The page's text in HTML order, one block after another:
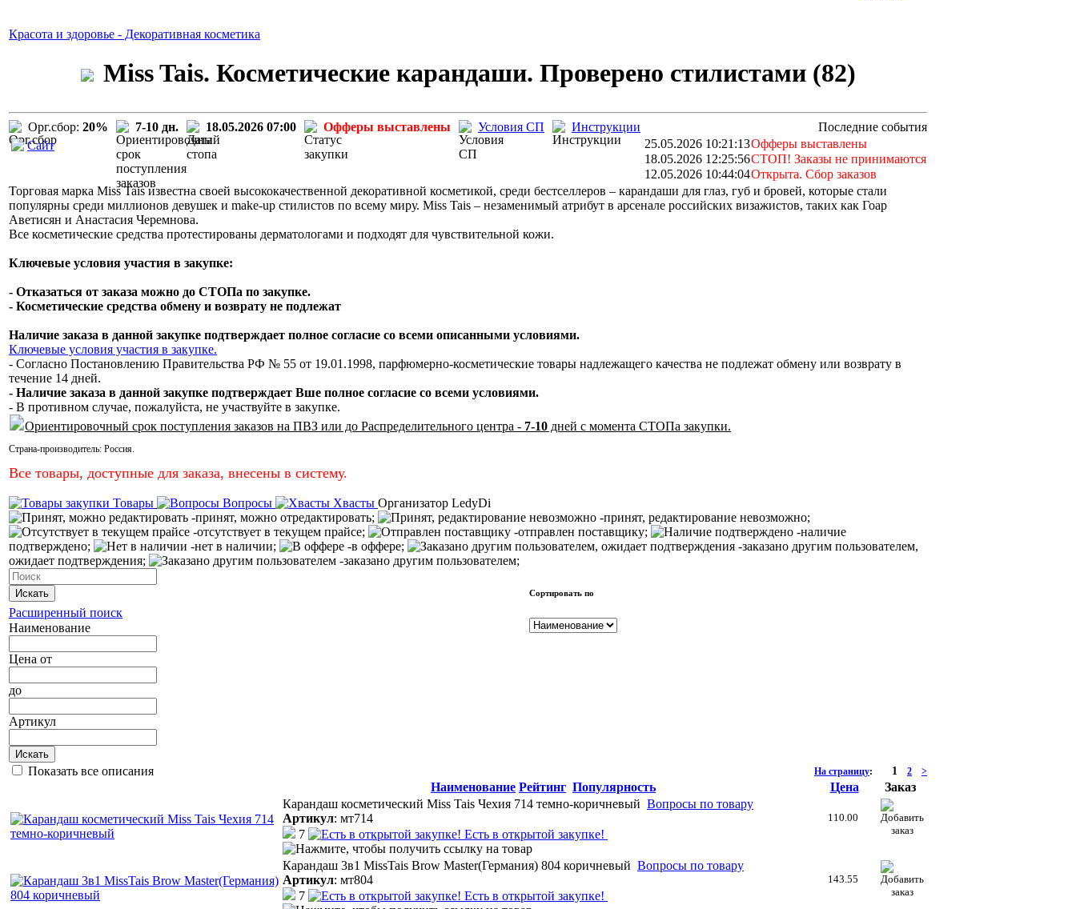
Красота и здоровье - Декоративная косметика
Miss Tais. Косметические карандаши. Проверено стилистами (82)
Орг.сбор: 20% 7-10 дн. 18.05.2026 07:00 Офферы выставлены Условия СП Инструкции
Последние события
25.05.2026 10:21:13Офферы выставлены
18.05.2026 12:25:56СТОП! Заказы не принимаются
12.05.2026 10:44:04Открыта. Сбор заказов
Сайт
Торговая марка Miss Tais известна своей высококачественной декоративной косметикой, среди бестселлеров – карандаши для глаз, губ и бровей, которые стали
популярны среди миллионов девушек и make-up стилистов по всему миру. Miss Tais – незаменимый атрибут в арсенале российских визажистов, таких как Гоар
Аветисян и Анастасия Черемнова.
Все косметические средства протестированы дерматологами и подходят для чувствительной кожи.
Ключевые условия участия в закупке:
- Отказаться от заказа можно до СТОПа по закупке.
- Косметические средства обмену и возврату не подлежат
Наличие заказа в данной закупке подтверждает полное согласие со всеми описанными условиями.
Ключевые условия участия в закупке.
- Согласно Постановлению Правительства РФ № 55 от 19.01.1998, парфюмерно-косметические товары надлежащего качества не подлежат обмену или возврату в
течение 14 дней.
- Наличие заказа в данной закупке подтверждает Вше полное согласие со всеми условиями.
- В противном случае, пожалуйста, не участвуйте в закупке.
Ориентировочный срок поступления заказов на ПВЗ или до Распределительного центра - 7-10 дней с момента СТОПа закупки.
Страна-производитель: Россия.
Все товары, доступные для заказа, внесены в систему.
Товары Вопросы Хвасты Организатор LedyDi
-принят, можно отредактировать;
-принят, редактирование невозможно;
-отсутствует в текущем прайсе;
-отправлен поставщику;
-наличие
подтверждено;
-нет в наличии; -в оффере;
-заказано другим пользователем,
ожидает подтверждения;
-заказано другим пользователем;
Искать
Расширенный поиск
Наименование
Цена от
до
Артикул
Искать
Сортировать по
Показать все описания На страницу: 1 2 >
Наименование Рейтинг Популярность Цена
Заказ
Карандаш косметический Miss Tais Чехия 714 темно-коричневый Вопросы по товару
Артикул: мт714
7
Есть в открытой закупке!
110.00
Карандаш 3в1 MissTais Brow Master(Германия) 804 коричневый Вопросы по товару
Артикул: мт804
7
Есть в открытой закупке!
143.55